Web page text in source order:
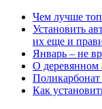
Чем лучше
Установить
их еще и
Январь – не
О деревянном
Поликарбонат
Как